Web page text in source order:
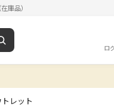
庫品）
ロ
レット